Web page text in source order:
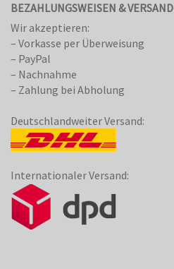
BEZAHLUNGSWEISEN & VERSAND
Wir akzeptieren:
– Vorkasse per Überweisung
– PayPal
– Nachnahme
– Zahlung bei Abholung
Deutschlandweiter Versand:
Internationaler Versand: